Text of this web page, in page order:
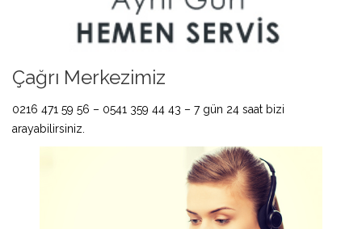
Çağrı Merkezimiz
0216 471 59 56 – 0541 359 44 43 – 7 gün 24 saat bizi
arayabilirsiniz.